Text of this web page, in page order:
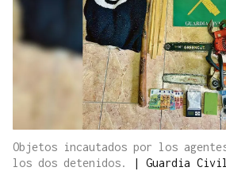
Objetos incautados por los
los dos detenidos.
| Guardia Civil